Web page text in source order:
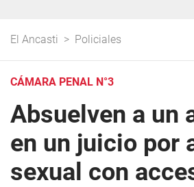
El Ancasti > Policiales
CÁMARA PENAL N°3
Absuelven a un
en un juicio por
sexual con